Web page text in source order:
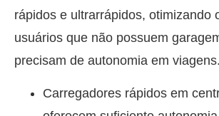
rápidos e ultrarrápidos, otimizando
usuários que não possuem
precisam de autonomia em viagens.
Carregadores rápidos em